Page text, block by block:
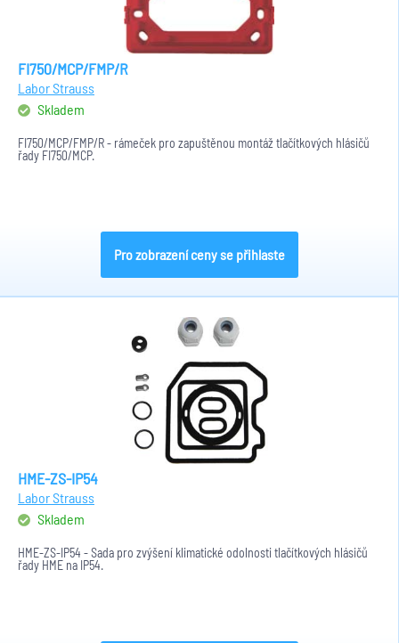
FI750/MCP/FMP/R
Labor Strauss
Skladem
FI750/MCP/FMP/R - rámeček pro zapuštěnou montáž tlačítkových hlásičů
řady FI750/MCP.
Pro zobrazení ceny se přihlaste
HME-ZS-IP54
Labor Strauss
Skladem
HME-ZS-IP54 - Sada pro zvýšení klimatické odolnosti tlačítkových hlásičů
řady HME na IP54.